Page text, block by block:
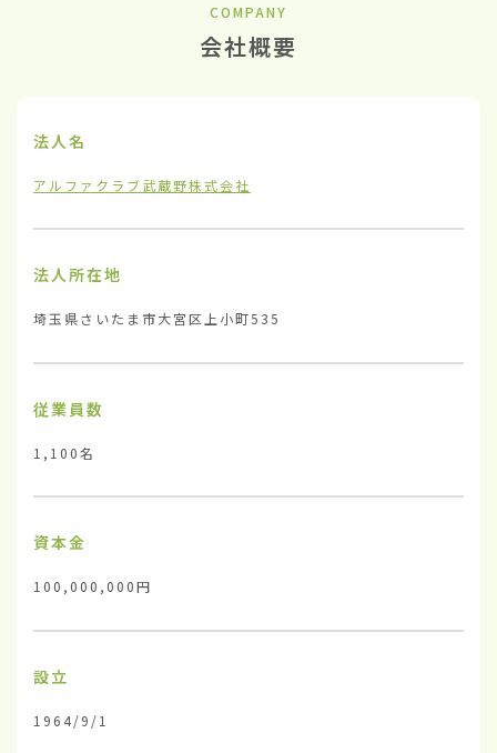
COMPANY
会社概要
法人名
アルファクラブ武蔵野株式会社
法人所在地
埼玉県さいたま市大宮区上小町535
従業員数
1,100名
資本金
100,000,000円
設立
1964/9/1